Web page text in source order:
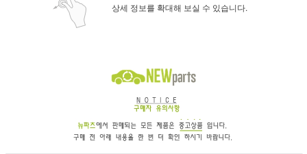
상세 정보를 확대해 보실 수 있습니다.